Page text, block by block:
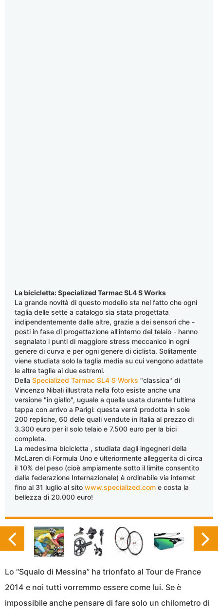
La bicicletta: Specialized Tarmac SL4 S Works
La grande novità di questo modello sta nel fatto che ogni
taglia delle sette a catalogo sia stata progettata
indipendentemente dalle altre, grazie a dei sensori che -
posti in fase di progettazione all'interno del telaio - hanno
segnalato i punti di maggiore stress meccanico in ogni
genere di curva e per ogni genere di ciclista. Solitamente
viene studiata solo la taglia media su cui vengono adattate
le altre taglie ai due estremi.
Della Specialized Tarmac SL4 S Works "classica" di
Vincenzo Nibali illustrata nella foto esiste anche una
versione "in giallo", uguale a quella usata durante l'ultima
tappa con arrivo a Parigi: questa verrà prodotta in sole
200 repliche, 60 delle quali vendute in Italia al prezzo di
3.300 euro per il solo telaio e 7.500 euro per la bici
completa.
La medesima bicicletta , studiata dagli ingegneri della
McLaren di Formula Uno e ulteriormente alleggerita di circa
il 10% del peso (cioè ampiamente sotto il limite consentito
dalla federazione Internazionale) è ordinabile via internet
fino al 31 luglio al sito www.specialized.com e costa la
bellezza di 20.000 euro!
Lo “Squalo di Messina” ha trionfato al Tour de France
2014 e noi tutti vorremmo essere come lui. Se è
impossibile anche pensare di fare solo un chilometro di